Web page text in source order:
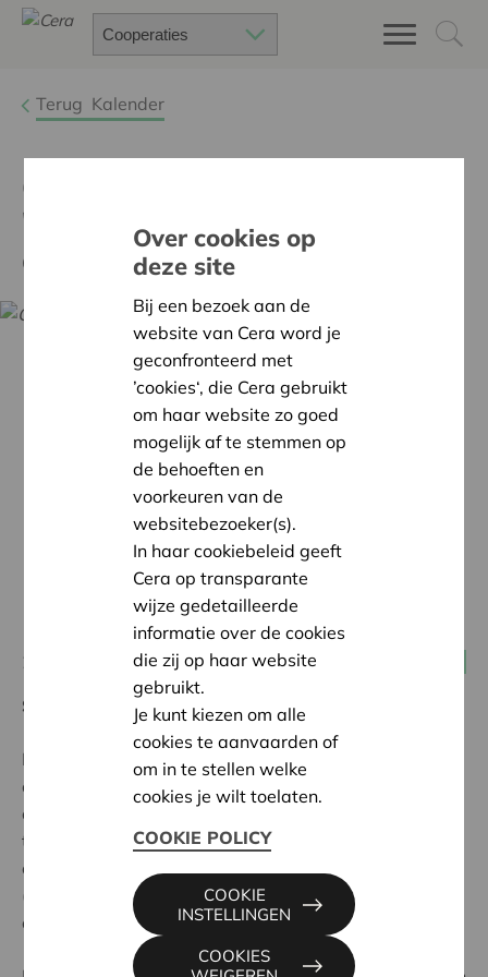
Terug Kalender
Cera Coop Workshop
'Starten met of bij een
coöperatie'
29 maart 2023 09:30 - 14:30
Sorry, we zijn volzet!
De stap zetten om samen een coöperatieve
onderneming op te zetten is een mooie, maar
complexe uitdaging. Je hebt immers een ganse weg af
te leggen: van coöperatief idee richting een
coöperatief ondernemingsplan, tot het oprichten van
(of omvormen tot) en de eerste stappen van de
coöperatieve vennootschap.
Over cookies op
deze site
Bij een bezoek aan de
website van Cera word je
geconfronteerd met
’cookies‘, die Cera gebruikt
om haar website zo goed
mogelijk af te stemmen op
de behoeften en
voorkeuren van de
websitebezoeker(s).
In haar cookiebeleid geeft
Cera op transparante
wijze gedetailleerde
informatie over de cookies
die zij op haar website
gebruikt.
Je kunt kiezen om alle
cookies te aanvaarden of
om in te stellen welke
cookies je wilt toelaten.
COOKIE POLICY
COOKIES
COOKIE
INSTELLINGEN